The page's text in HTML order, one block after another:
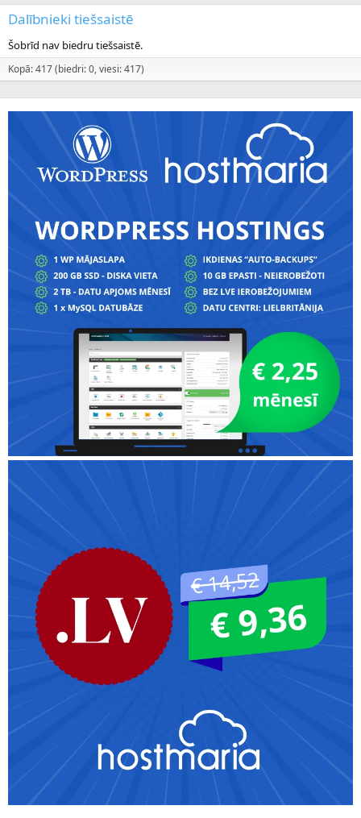
Dalībnieki tiešsaistē
Šobrīd nav biedru tiešsaistē.
Kopā: 417 (biedri: 0, viesi: 417)